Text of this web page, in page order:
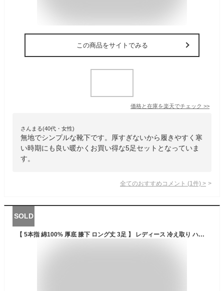
この商品をサイトでみる
価格と在庫を楽天でチェック >>
さんまる(40代・女性)
無地でシンプルな靴下です。厚すぎないから履きやすく寒
い時期にも良い暖かくお買い得な5足セットとなっていま
す。
全てのおすすめコメント (1 件) >
SOLD
【 5本指 綿100% 厚底 膝下 ロング丈 3足 】 レディース 冷え取り ハイソックス ロング 冬 防寒 綿 仕事 白 黒 無地 五本指ソックス 5本指靴下 五本指靴下 5本指ソックス 消臭 水虫 抗菌 防臭 婦人 お母さん 綿100 コットン ビジネス ビジネス GFT b5